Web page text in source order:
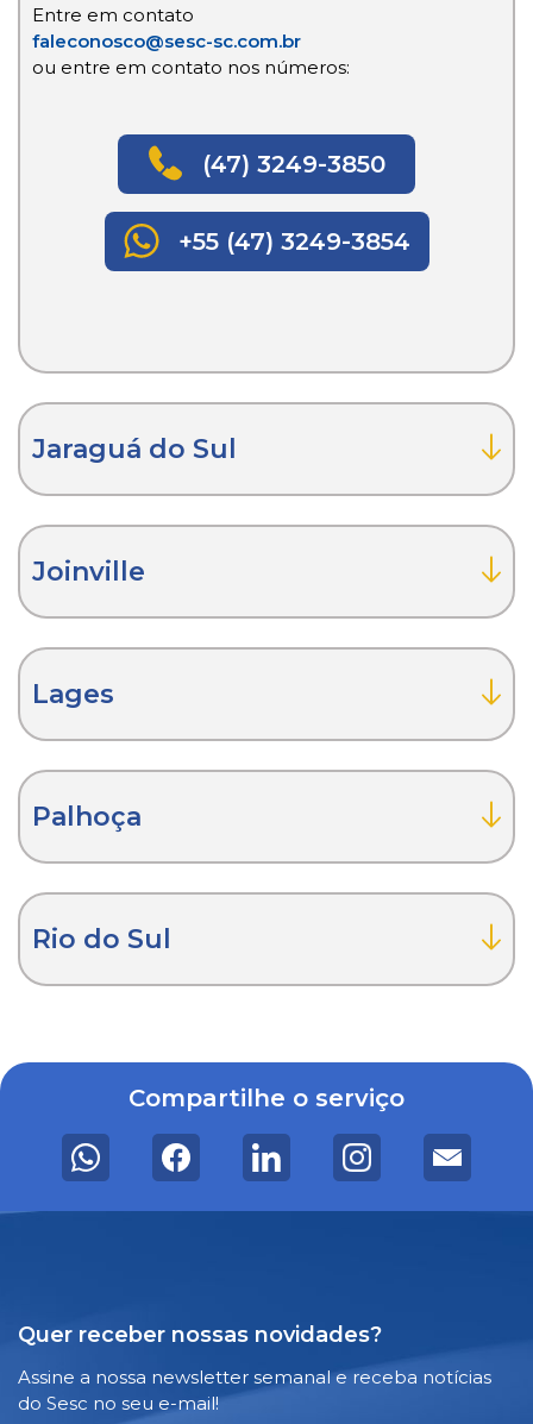
Entre em contato
faleconosco@sesc-sc.com.br
ou entre em contato nos números:
(47) 3249-3850
+55 (47) 3249-3854
Jaraguá do Sul
Joinville
Lages
Palhoça
Rio do Sul
Compartilhe o serviço
Quer receber nossas novidades?
Assine a nossa newsletter semanal e receba notícias
do Sesc no seu e-mail!